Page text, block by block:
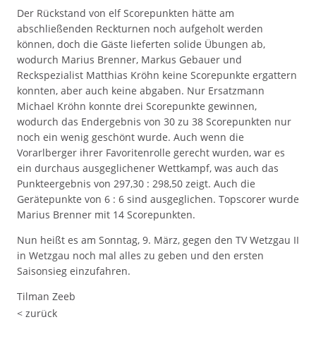
Der Rückstand von elf Scorepunkten hätte am
abschließenden Reckturnen noch aufgeholt werden
können, doch die Gäste lieferten solide Übungen ab,
wodurch Marius Brenner, Markus Gebauer und
Reckspezialist Matthias Kröhn keine Scorepunkte ergattern
konnten, aber auch keine abgaben. Nur Ersatzmann
Michael Kröhn konnte drei Scorepunkte gewinnen,
wodurch das Endergebnis von 30 zu 38 Scorepunkten nur
noch ein wenig geschönt wurde. Auch wenn die
Vorarlberger ihrer Favoritenrolle gerecht wurden, war es
ein durchaus ausgeglichener Wettkampf, was auch das
Punkteergebnis von 297,30 : 298,50 zeigt. Auch die
Gerätepunkte von 6 : 6 sind ausgeglichen. Topscorer wurde
Marius Brenner mit 14 Scorepunkten.
Nun heißt es am Sonntag, 9. März, gegen den TV Wetzgau II
in Wetzgau noch mal alles zu geben und den ersten
Saisonsieg einzufahren.
Tilman Zeeb
< zurück